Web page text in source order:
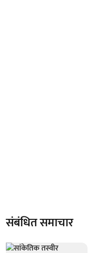
संबंधित समाचार